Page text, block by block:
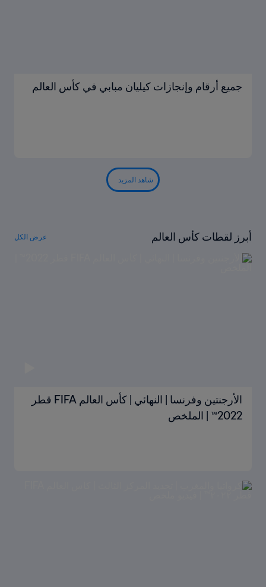
جميع أرقام وإنجازات كيليان مبابي في كأس العالم
شاهد المزيد
أبرز لقطات كأس العالم عرض الكل
الأرجنتين وفرنسا | النهائي | كأس العالم FIFA قطر
2022™ | الملخص